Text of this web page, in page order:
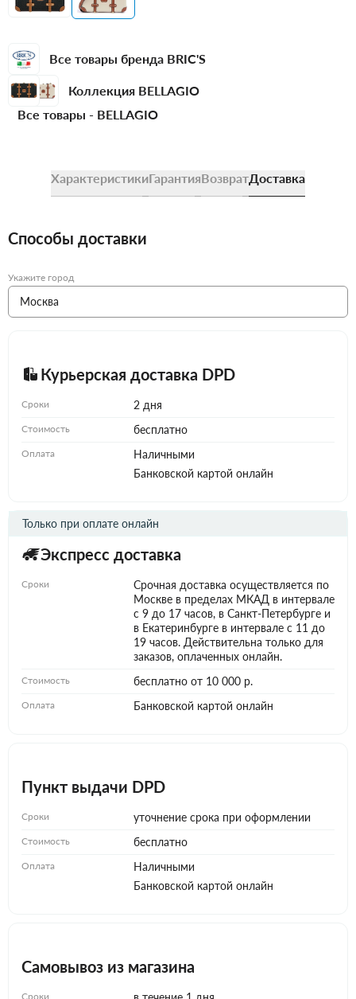
Все товары бренда BRIC'S
Коллекция BELLAGIO
Все товары - BELLAGIO
ХарактеристикиГарантияВозвратДоставка
Способы доставки
Укажите город
Курьерская доставка DPD
Сроки 2 дня
Стоимость бесплатно
Оплата
Наличными
Банковской картой онлайн
Экспресс доставка
Только при оплате онлайн
Сроки
Срочная доставка осуществляется по
Москве в пределах МКАД в интервале
с 9 до 17 часов, в Санкт-Петербурге и
в Екатеринбурге в интервале с 11 до
19 часов. Действительна только для
заказов, оплаченных онлайн.
Стоимость бесплатно от 10 000 р.
Оплата Банковской картой онлайн
Пункт выдачи DPD
Сроки уточнение срока при оформлении
Стоимость бесплатно
Оплата
Наличными
Банковской картой онлайн
Самовывоз из магазина
Сроки